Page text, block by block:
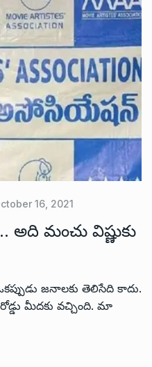
16, 2021
అది మంచు విష్ణుకు
జనాలకు తెలిసేది కాదు.
మీదకు వచ్చింది. మా